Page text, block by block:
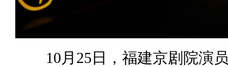
10月25日，福建京剧院演